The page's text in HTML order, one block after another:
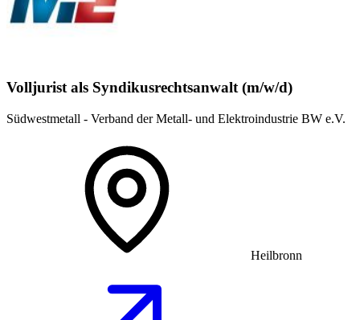
Volljurist als Syndikusrechtsanwalt (m/w/d)
Südwestmetall - Verband der Metall- und Elektroindustrie BW e.V.
Heilbronn